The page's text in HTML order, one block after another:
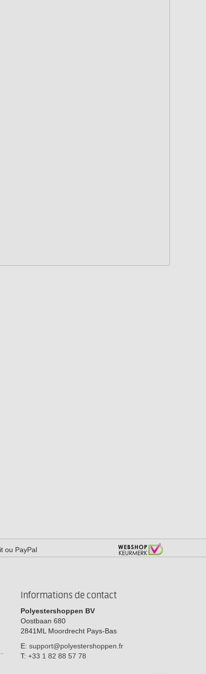
ou PayPal
Informations de contact
Polyestershoppen BV
Oostbaan 680
2841ML Moordrecht Pays-Bas
E: support@polyestershoppen.fr
T: +33 1 82 88 57 78